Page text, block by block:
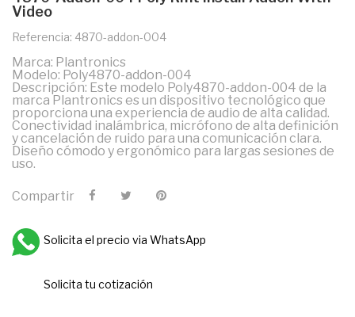
Video
Referencia: 4870-addon-004
Marca: Plantronics
Modelo: Poly4870-addon-004
Descripción: Este modelo Poly4870-addon-004 de la
marca Plantronics es un dispositivo tecnológico que
proporciona una experiencia de audio de alta calidad.
Conectividad inalámbrica, micrófono de alta definición
y cancelación de ruido para una comunicación clara.
Diseño cómodo y ergonómico para largas sesiones de
uso.
Compartir
Solicita el precio via WhatsApp
Solicita tu cotización